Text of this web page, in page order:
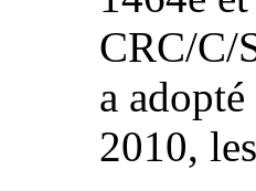
CRC/C/
a
2010,